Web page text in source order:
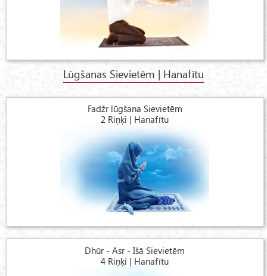
Lūgšanas Sievietēm | Hanafītu
Fadžr lūgšana Sievietēm
2 Riņķi | Hanafītu
Dhūr - Asr - Išā Sievietēm
4 Riņķi | Hanafītu